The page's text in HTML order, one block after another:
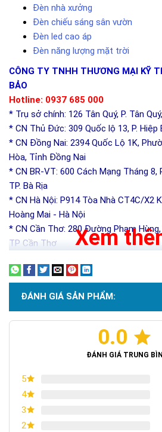
Đèn nhà xưởng
Đèn chiếu sáng sân vườn
Đèn led cao áp
Đèn năng lượng mặt trời
CÔNG TY TNHH THƯƠNG MẠI KỸ
BẢO
Hotline: 0937 685 000
* Trụ sở chính: 126 Tân Quý, P. Tân
* CN Thủ Đức: 309 Quốc lộ 13, P.
* CN Đồng Nai: 2394 Quốc Lộ 1K,
Hòa, Tỉnh Đồng Nai
* CN BR-VT: 600 Cách Mạng Tháng 8,
TP. Bà Rịa
* CN Hà Nội: P914 Tòa Nhà CT4C/X2
Hoàng Mai - Hà Nội
* CN Cần Thơ: 280 Đường Phạm Hùng,
TP Cần Thơ
Xem
ĐÁNH GIÁ SẢN PHẨM:
0.0
ĐÁNH GIÁ TRUNG
5
4
3
2